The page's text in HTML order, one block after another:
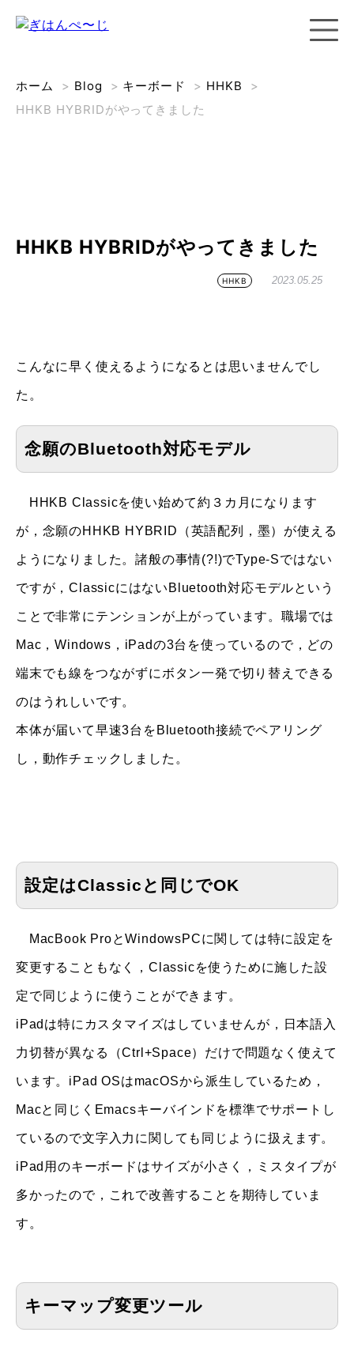
ホーム > Blog > キーボード > HHKB
>
HHKB HYBRIDがやってきました
HHKB HYBRIDがやってきました
HHKB 2023.05.25
こんなに早く使えるようになるとは思いませんでし
た。
念願のBluetooth対応モデル
HHKB Classicを使い始めて約３カ月になります
が，念願のHHKB HYBRID（英語配列，墨）が使える
ようになりました。諸般の事情(?!)でType-Sではない
ですが，ClassicにはないBluetooth対応モデルという
ことで非常にテンションが上がっています。職場では
Mac，Windows，iPadの3台を使っているので，どの
端末でも線をつながずにボタン一発で切り替えできる
のはうれしいです。
本体が届いて早速3台をBluetooth接続でペアリング
し，動作チェックしました。
設定はClassicと同じでOK
MacBook ProとWindowsPCに関しては特に設定を
変更することもなく，Classicを使うために施した設
定で同じように使うことができます。
iPadは特にカスタマイズはしていませんが，日本語入
力切替が異なる（Ctrl+Space）だけで問題なく使えて
います。iPad OSはmacOSから派生しているため，
Macと同じくEmacsキーバインドを標準でサポートし
ているので文字入力に関しても同じように扱えます。
iPad用のキーボードはサイズが小さく，ミスタイプが
多かったので，これで改善することを期待していま
す。
キーマップ変更ツール